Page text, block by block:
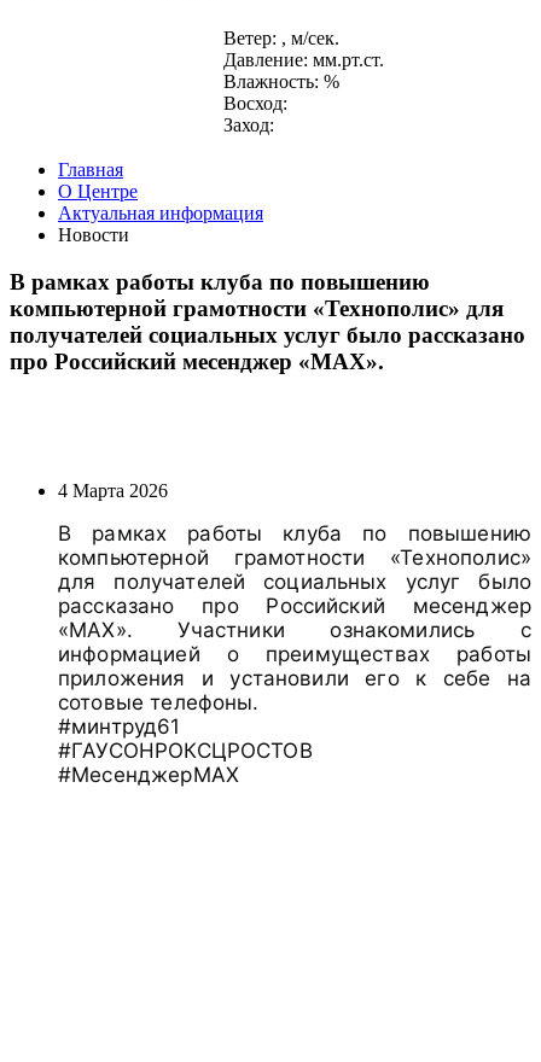
Ветер: , м/сек.
Давление: мм.рт.ст.
Влажность: %
Восход:
Заход:
Главная
О Центре
Актуальная информация
Новости
В рамках работы клуба по повышению
компьютерной грамотности «Технополис» для
получателей социальных услуг было рассказано
про Российский месенджер «МАХ».
4 Марта 2026
В рамках работы клуба по повышению
компьютерной грамотности «Технополис»
для получателей социальных услуг было
рассказано про Российский месенджер
«МАХ». Участники ознакомились с
информацией о преимуществах работы
приложения и установили его к себе на
сотовые телефоны.
#минтруд61
#ГАУСОНРОКСЦРОСТОВ
#МесенджерМАХ